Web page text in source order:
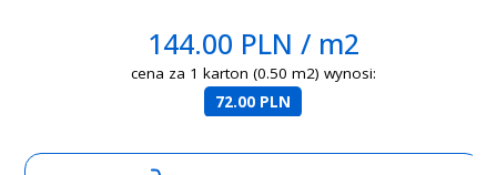
144.00 PLN / m2
cena za 1 karton (0.50 m2) wynosi:
72.00 PLN